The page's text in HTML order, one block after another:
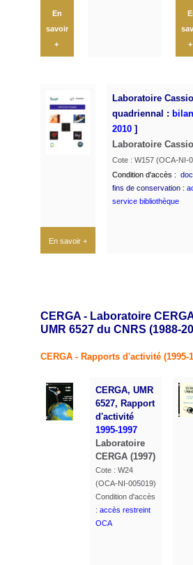
En
savoir
+
+
Laboratoire
quadriennal :
2010 ]
Laboratoire
Cote : W157 (OCA-NI-
Condition d'accès :
fins de conservation :
service bibliothèque
En savoir +
CERGA - Laboratoire
UMR 6527 du CNRS (1988-
CERGA - Rapports d'activité (1995-
CERGA, UMR
6527, Rapport
d'activité
1995-1997
Laboratoire
CERGA (1997)
Cote : W24
(OCA-NI-005019)
Condition d'accès
: accès restreint
OCA